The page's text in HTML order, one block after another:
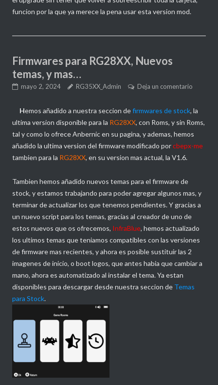
funcion por la que ya merece la pena usar esta version mod.
Firmwares para RG28XX, Nuevos
temas, y mas…
mayo 2, 2024 RG35XX_Admin Deja un comentario
Hemos añadido a nuestra seccion defirmwares de stock, la
ultima version disponible para la RG28XX, con Roms, y sin Roms,
tal y como lo ofrece Anbernic en su pagina, y ademas, hemos
añadido la ultima version del firmware modificado porcbepx-me
tambien para la RG28XX, en su version mas actual, la V1.6.
Tambien hemos añadido nuevos temas para el firmware de
stock, y estamos trabajando para poder agregar algunos mas, y
terminar de actualizar los que tenemos pendientes. Y gracias a
un nuevo script para los temas, gracias al creador de uno de
estos nuevos que os ofrecemos, InfraBlue, hemos actualizado
los ultimos temas que teniamos compatibles con las versiones
de firmware mas recientes, y ahora es posible sustituir las 2
imagenes de inicio, o boot logos, que antes habia que cambiar a
mano, ahora es automatizado al instalar el tema. Ya estan
disponibles para descargar desde nuestra seccion de Temas
para Stock.